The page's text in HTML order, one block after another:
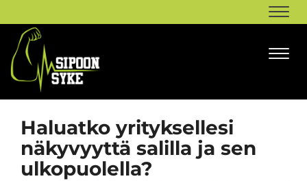
Haluatko yrityksellesi
näkyvyyttä salilla ja sen
ulkopuolella?